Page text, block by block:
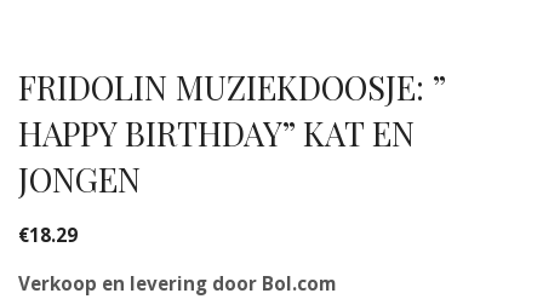
FRIDOLIN MUZIEKDOOSJE: ”
HAPPY BIRTHDAY” KAT EN
JONGEN
€18.29
Verkoop en levering door Bol.com